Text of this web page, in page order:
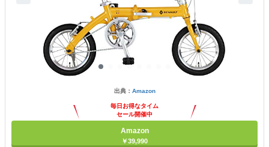
出典： Amazon
毎日お得なタイム
セール開催中
Amazon
￥39,990